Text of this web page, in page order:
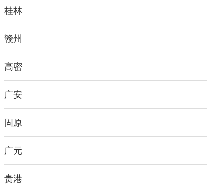
桂林
赣州
高密
广安
固原
广元
贵港